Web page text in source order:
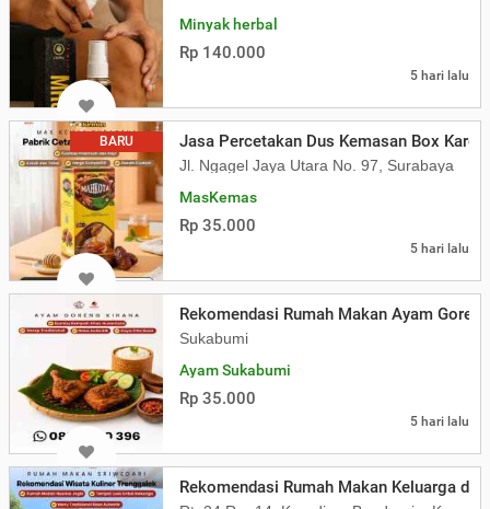
Minyak herbal
Rp 140.000
5 hari lalu
BARU Jasa Percetakan Dus Kemasan Box
Jl. Ngagel Jaya Utara No. 97, Surabaya
MasKemas
Rp 35.000
5 hari lalu
Rekomendasi Rumah Makan Ayam
Sukabumi
Ayam Sukabumi
Rp 35.000
5 hari lalu
Rekomendasi Rumah Makan Keluarga di